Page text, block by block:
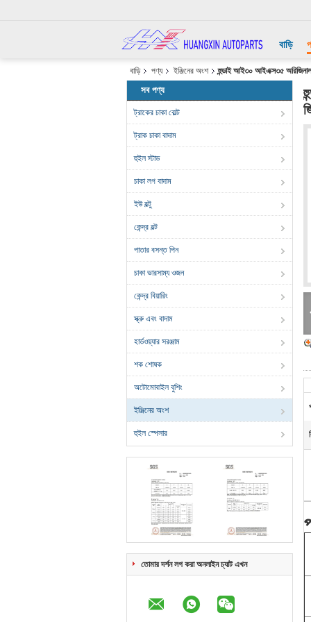
বাড়ি
বাড়ি পণ্য ইঞ্জিনের অংশ হুন্ডাই আই৩০ আইএক্স৩৫
সব পণ্য
ট্রাকের চাকা বোল্ট
ট্রাক চাকা বাদাম
হুইল স্টাড
চাকা লগ বাদাম
ইউ বল্টু
কেন্দ্র বল্ট
পাতার বসন্ত পিন
চাকা ভারসাম্য ওজন
কেন্দ্র বিয়ারিং
স্ক্রু এবং বাদাম
হার্ডওয়্যার সরঞ্জাম
শক শোষক
অটোমোবাইল বুশিং
ইঞ্জিনের অংশ
হুইল স্পেসার
তোমার দর্শন লগ করা অনলাইন চ্যাট এখন